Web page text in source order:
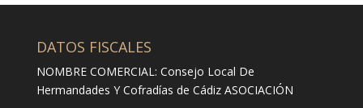
DATOS FISCALES
NOMBRE COMERCIAL: Consejo Local De
Hermandades Y Cofradías de Cádiz ASOCIACIÓN